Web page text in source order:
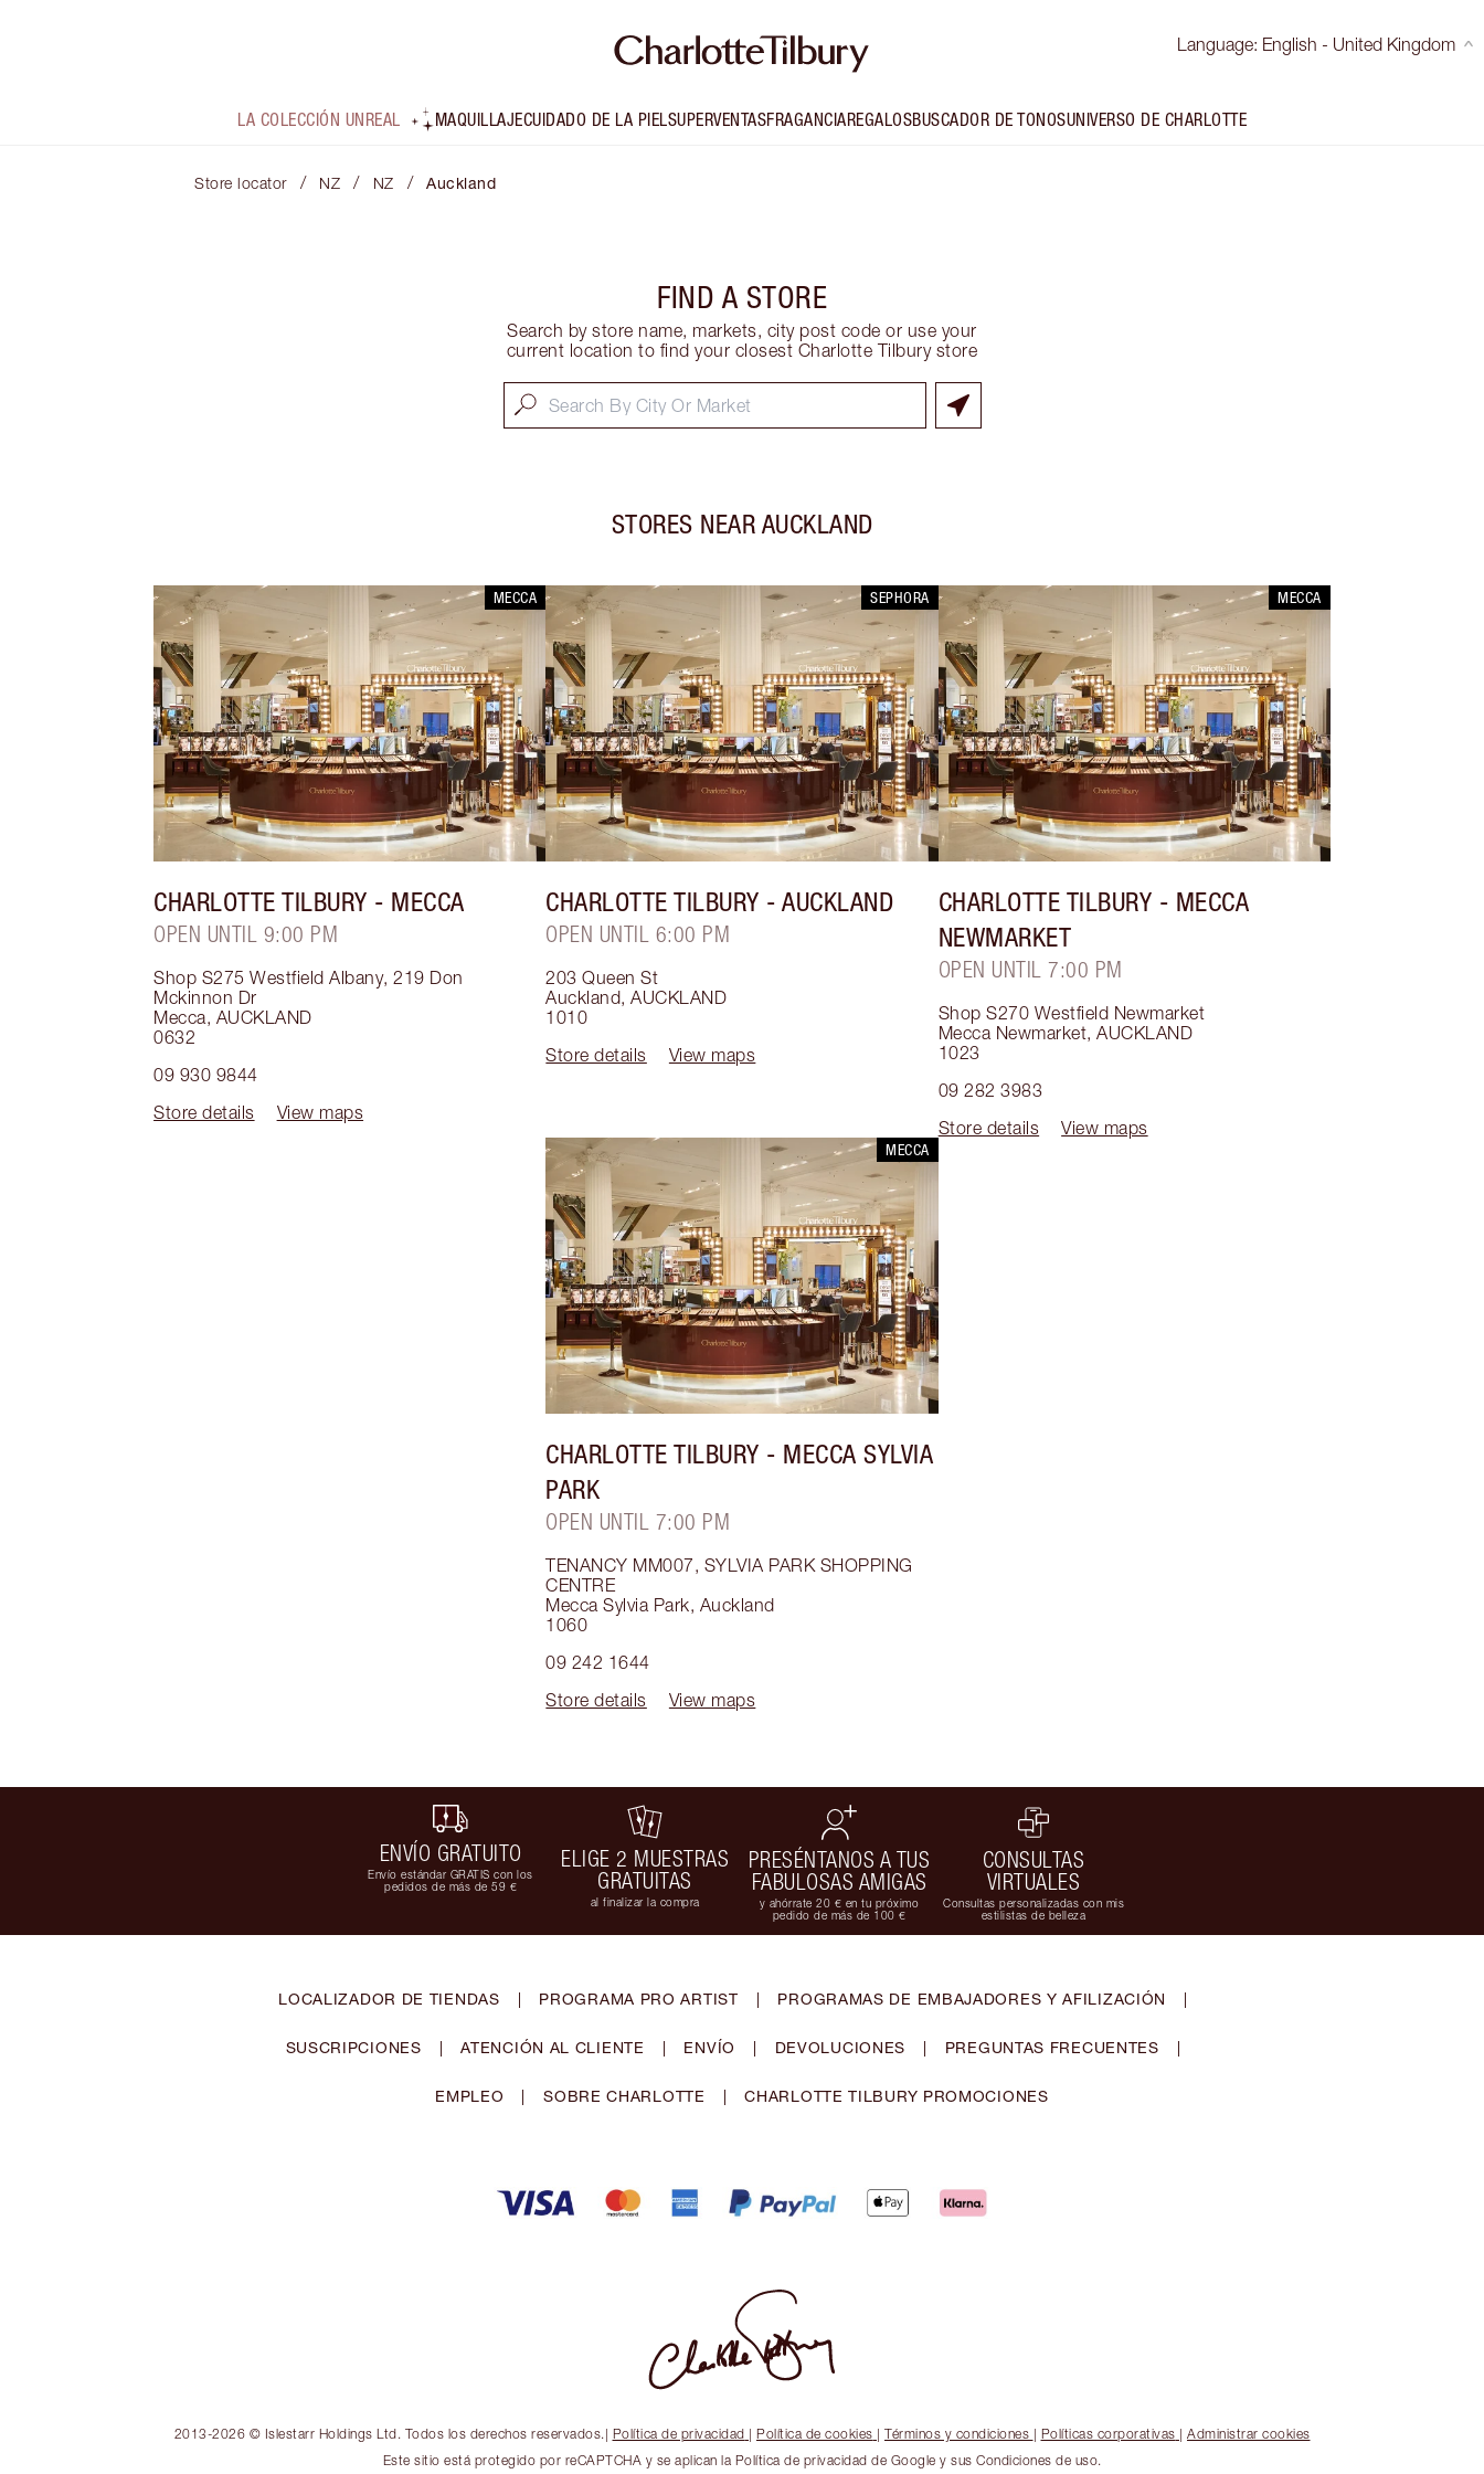
Language: English - United Kingdom
LA COLECCIÓN UNREAL MAQUILLAJECUIDADO DE LA PIELSUPERVENTASFRAGANCIAREGALOSBUSCADOR DE TONOSUNIVERSO DE CHARLOTTE
Store locator / NZ / NZ / Auckland
FIND A STORE
Search by store name, markets, city post code or use your
current location to find your closest Charlotte Tilbury store
STORES NEAR AUCKLAND
MECCA
CHARLOTTE TILBURY - MECCA
OPEN UNTIL 9:00 PM
Shop S275 Westfield Albany, 219 Don
Mckinnon Dr
Mecca, AUCKLAND
0632
09 930 9844
Store details
View maps
SEPHORA
CHARLOTTE TILBURY - AUCKLAND
OPEN UNTIL 6:00 PM
203 Queen St
Auckland,AUCKLAND
1010
Store details
View maps
MECCA
CHARLOTTE TILBURY - MECCA
NEWMARKET
OPEN UNTIL 7:00 PM
Shop S270 Westfield Newmarket
Mecca Newmarket,AUCKLAND
1023
09 282 3983
Store details
View maps
MECCA
CHARLOTTE TILBURY - MECCA SYLVIA
PARK
OPEN UNTIL 7:00 PM
TENANCY MM007, SYLVIA PARK SHOPPING
CENTRE
Mecca Sylvia Park, Auckland
1060
09 242 1644
Store details
View maps
ENVÍO GRATUITO
Envío estándar GRATIS con los
pedidos de más de 59 €
ELIGE 2 MUESTRAS
GRATUITAS
al finalizar la compra
PRESÉNTANOS A TUS
FABULOSAS AMIGAS
y ahórrate 20 € en tu próximo
pedido de más de 100 €
CONSULTAS
VIRTUALES
Consultas personalizadas con mis
estilistas de belleza
LOCALIZADOR DE TIENDAS | PROGRAMA PRO ARTIST | PROGRAMAS DE EMBAJADORES Y AFILIZACIÓN |
SUSCRIPCIONES | ATENCIÓN AL CLIENTE | ENVÍO | DEVOLUCIONES | PREGUNTAS FRECUENTES |
EMPLEO | SOBRE CHARLOTTE | CHARLOTTE TILBURY PROMOCIONES
2013-2026 © Islestarr Holdings Ltd. Todos los derechos reservados.| Política de privacidad | Política de cookies | Términos y condiciones | Políticas corporativas | Administrar cookies
Este sitio está protegido por reCAPTCHA y se aplican la Política de privacidad de Google y sus Condiciones de uso.